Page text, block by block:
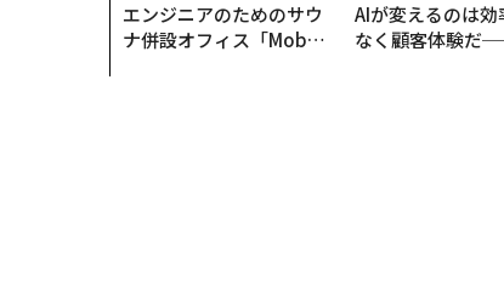
エンジニアのためのサウ
ナ併設オフィス「Mobiu
AIが変えるのは効
なく顧客体験だ